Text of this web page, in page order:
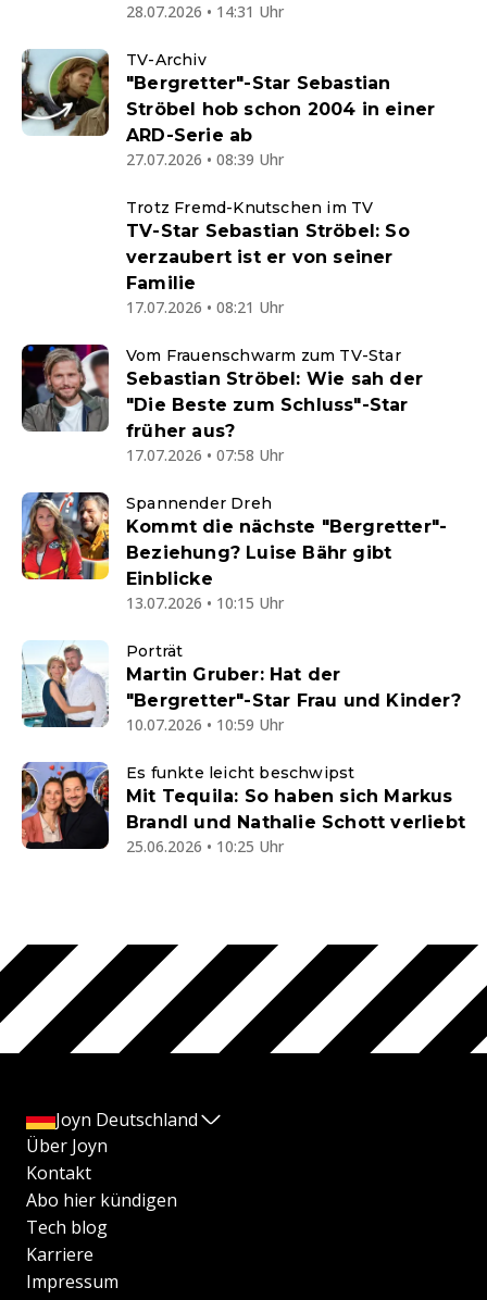
28.07.2026 • 14:31 Uhr
TV-Archiv
"Bergretter"-Star Sebastian
Ströbel hob schon 2004 in einer
ARD-Serie ab
27.07.2026 • 08:39 Uhr
Trotz Fremd-Knutschen im TV
TV-Star Sebastian Ströbel: So
verzaubert ist er von seiner
Familie
17.07.2026 • 08:21 Uhr
Vom Frauenschwarm zum TV-Star
Sebastian Ströbel: Wie sah der
"Die Beste zum Schluss"-Star
früher aus?
17.07.2026 • 07:58 Uhr
Spannender Dreh
Kommt die nächste "Bergretter"-
Beziehung? Luise Bähr gibt
Einblicke
13.07.2026 • 10:15 Uhr
Porträt
Martin Gruber: Hat der
"Bergretter"-Star Frau und Kinder?
10.07.2026 • 10:59 Uhr
Es funkte leicht beschwipst
Mit Tequila: So haben sich Markus
Brandl und Nathalie Schott verliebt
25.06.2026 • 10:25 Uhr
Joyn Deutschland
Über Joyn
Kontakt
Abo hier kündigen
Tech blog
Karriere
Impressum